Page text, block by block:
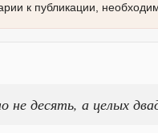
к публикации,
не десять, а целых